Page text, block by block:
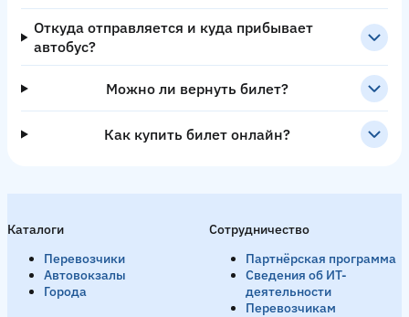
Откуда отправляется и куда прибывает
автобус?
Можно ли вернуть билет?
Как купить билет онлайн?
Каталоги
Перевозчики
Автовокзалы
Города
Сотрудничество
Партнёрская программа
Сведения об ИТ-
деятельности
Перевозчикам